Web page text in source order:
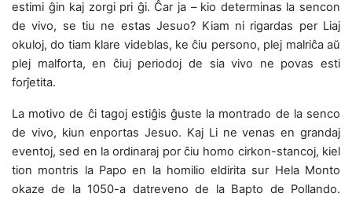
estimi ĝin kaj zorgi pri ĝi. Ĉar ja – kio determinas la sencon
de vivo, se tiu ne estas Jesuo? Kiam ni rigardas per Liaj
okuloj, do tiam klare videblas, ke ĉiu persono, plej malriĉa aŭ
plej malforta, en ĉiuj periodoj de sia vivo ne povas esti
forĵetita.
La motivo de ĉi tagoj estiĝis ĝuste la montrado de la senco
de vivo, kiun enportas Jesuo. Kaj Li ne venas en grandaj
eventoj, sed en la ordinaraj por ĉiu homo cirkon-stancoj, kiel
tion montris la Papo en la homilio eldirita sur Hela Monto
okaze de la 1050-a datreveno de la Bapto de Pollando.